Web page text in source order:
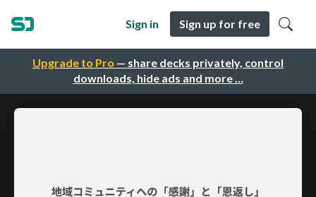
Upgrade to Pro — share decks privately, control
downloads, hide ads and more …
Sign in Sign up for free